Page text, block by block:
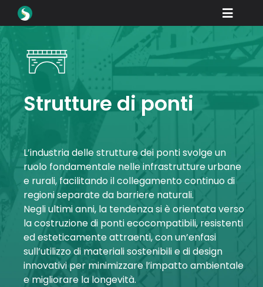
Salta
Toggle
Download
Vetrina
Azienda
Supporto
Accedi
Strutture di ponti
L’industria delle strutture dei ponti svolge un
ruolo fondamentale nelle infrastrutture urbane
e rurali, facilitando il collegamento continuo di
regioni separate da barriere naturali.
Negli ultimi anni, la tendenza si è orientata verso
la costruzione di ponti ecocompatibili, resistenti
ed esteticamente attraenti, con un’enfasi
sull’utilizzo di materiali sostenibili e di design
innovativi per minimizzare l’impatto ambientale
e migliorare la longevità.